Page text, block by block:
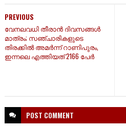
PREVIOUS
വേനലവധി തീരാൻ ദിവസങ്ങൾ
മാത്രം; സഞ്ചാരികളുടെ
തിരക്കിൽ അമർന്ന് റാണിപുരം,
ഇന്നലെ എത്തിയത് 2166 പേർ
POST COMMENT